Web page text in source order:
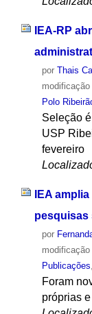
IEA-RP
por Thais
modificação
Polo
Seleção
USP
fevereiro
IEA
pesquisas
por
modificação
Publicações
Foram
próprias